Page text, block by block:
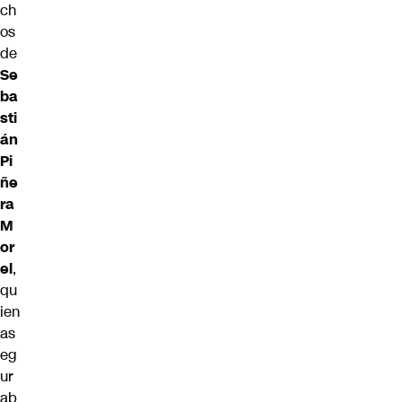
ch
os
de
Se
ba
sti
án
Pi
ñe
ra
M
or
el,
qu
ien
as
eg
ur
ab